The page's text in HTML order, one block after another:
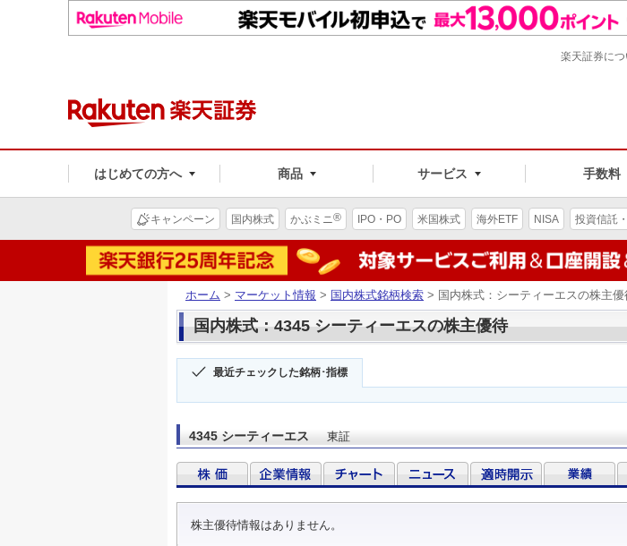
はじめての方へ 商品 サービス 手数料
楽天証券につ
キャンペーン 国内株式 かぶミニ® IPO・PO 米国株式 海外ETF NISA 投資信託
ホーム > マーケット情報 > 国内株式銘柄検索 > 国内株式：シーティーエスの株主優
国内株式：4345 シーティーエスの株主優待
最近チェックした銘柄･指標
4345 シーティーエス 東証
株主優待情報はありません。